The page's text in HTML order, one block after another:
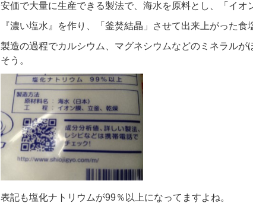
安価で大量に生産できる製法で、海水を原料とし、「イオ
『濃い塩水』を作り、「釜焚結晶」させて出来上がった食
製造の過程でカルシウム、マグネシウムなどのミネラルが
そう。
表記も塩化ナトリウムが99％以上になってますよね。